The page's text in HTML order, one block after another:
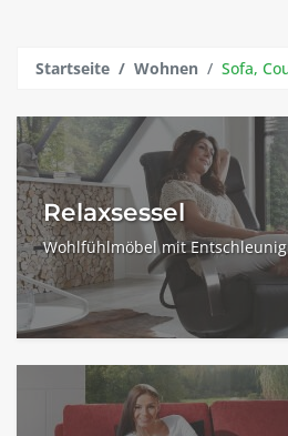
Startseite Wohnen Sofa,
Relaxsessel
Wohlfühlmöbel mit